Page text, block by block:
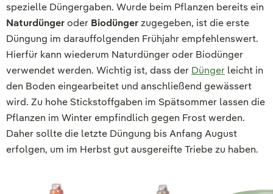
spezielle Düngergaben. Wurde beim Pflanzen bereits ein
Naturdüngeroder Biodüngerzugegeben, ist die erste
Düngung im darauffolgenden Frühjahr empfehlenswert.
Hierfür kann wiederum Naturdünger oder Biodünger
verwendet werden. Wichtig ist, dass der Dünger leicht in
den Boden eingearbeitet und anschließend gewässert
wird. Zu hohe Stickstoffgaben im Spätsommer lassen die
Pflanzen im Winter empfindlich gegen Frost werden.
Daher sollte die letzte Düngung bis Anfang August
erfolgen, um im Herbst gut ausgereifte Triebe zu haben.